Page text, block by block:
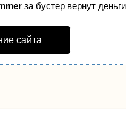
за бустер вернут
сайта